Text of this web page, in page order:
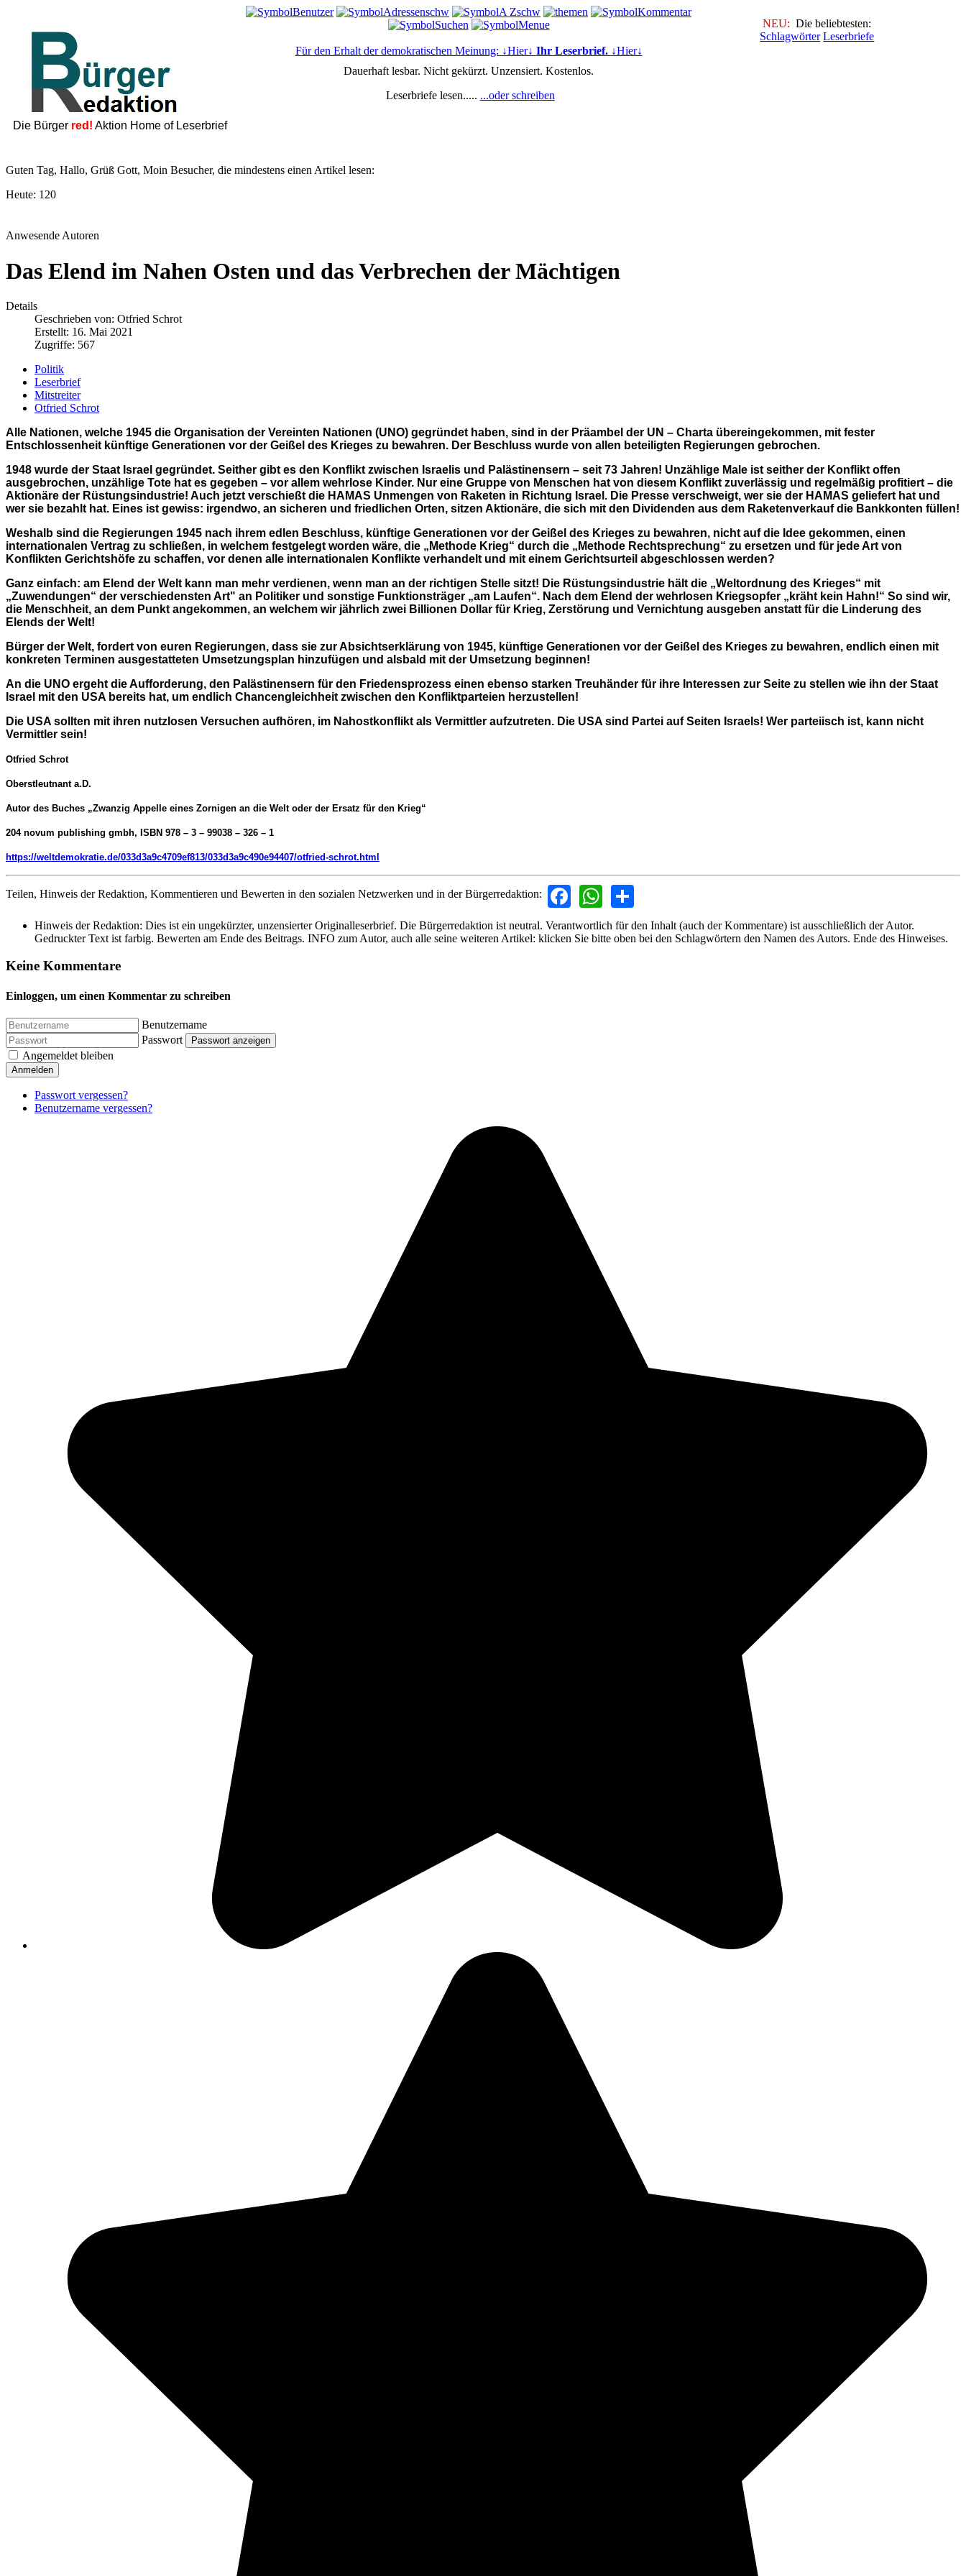
Die Bürger red! Aktion Home of Leserbrief
Für den Erhalt der demokratischen Meinung: ↓Hier↓ Ihr Leserbrief. ↓Hier↓
Dauerhaft lesbar. Nicht gekürzt. Unzensiert. Kostenlos.
Leserbriefe lesen..... ...oder schreiben
NEU: Die beliebtesten:
Schlagwörter Leserbriefe
Guten Tag, Hallo, Grüß Gott, Moin Besucher, die mindestens einen Artikel lesen:
Heute: 120
Anwesende Autoren
Das Elend im Nahen Osten und das Verbrechen der Mächtigen
Details
Geschrieben von: Otfried Schrot
Erstellt: 16. Mai 2021
Zugriffe: 567
Politik
Leserbrief
Mitstreiter
Otfried Schrot
Alle Nationen, welche 1945 die Organisation der Vereinten Nationen (UNO) gegründet haben, sind in der Präambel der UN – Charta übereingekommen, mit fester
Entschlossenheit künftige Generationen vor der Geißel des Krieges zu bewahren. Der Beschluss wurde von allen beteiligten Regierungen gebrochen.
1948 wurde der Staat Israel gegründet. Seither gibt es den Konflikt zwischen Israelis und Palästinensern – seit 73 Jahren! Unzählige Male ist seither der Konflikt offen
ausgebrochen, unzählige Tote hat es gegeben – vor allem wehrlose Kinder. Nur eine Gruppe von Menschen hat von diesem Konflikt zuverlässig und regelmäßig profitiert – die
Aktionäre der Rüstungsindustrie! Auch jetzt verschießt die HAMAS Unmengen von Raketen in Richtung Israel. Die Presse verschweigt, wer sie der HAMAS geliefert hat und
wer sie bezahlt hat. Eines ist gewiss: irgendwo, an sicheren und friedlichen Orten, sitzen Aktionäre, die sich mit den Dividenden aus dem Raketenverkauf die Bankkonten füllen!
Weshalb sind die Regierungen 1945 nach ihrem edlen Beschluss, künftige Generationen vor der Geißel des Krieges zu bewahren, nicht auf die Idee gekommen, einen
internationalen Vertrag zu schließen, in welchem festgelegt worden wäre, die „Methode Krieg“ durch die „Methode Rechtsprechung“ zu ersetzen und für jede Art von
Konflikten Gerichtshöfe zu schaffen, vor denen alle internationalen Konflikte verhandelt und mit einem Gerichtsurteil abgeschlossen werden?
Ganz einfach: am Elend der Welt kann man mehr verdienen, wenn man an der richtigen Stelle sitzt! Die Rüstungsindustrie hält die „Weltordnung des Krieges“ mit
„Zuwendungen“ der verschiedensten Art" an Politiker und sonstige Funktionsträger „am Laufen“. Nach dem Elend der wehrlosen Kriegsopfer „kräht kein Hahn!“ So sind wir,
die Menschheit, an dem Punkt angekommen, an welchem wir jährlich zwei Billionen Dollar für Krieg, Zerstörung und Vernichtung ausgeben anstatt für die Linderung des
Elends der Welt!
Bürger der Welt, fordert von euren Regierungen, dass sie zur Absichtserklärung von 1945, künftige Generationen vor der Geißel des Krieges zu bewahren, endlich einen mit
konkreten Terminen ausgestatteten Umsetzungsplan hinzufügen und alsbald mit der Umsetzung beginnen!
An die UNO ergeht die Aufforderung, den Palästinensern für den Friedensprozess einen ebenso starken Treuhänder für ihre Interessen zur Seite zu stellen wie ihn der Staat
Israel mit den USA bereits hat, um endlich Chancengleichheit zwischen den Konfliktparteien herzustellen!
Die USA sollten mit ihren nutzlosen Versuchen aufhören, im Nahostkonflikt als Vermittler aufzutreten. Die USA sind Partei auf Seiten Israels! Wer parteiisch ist, kann nicht
Vermittler sein!
Otfried Schrot
Oberstleutnant a.D.
Autor des Buches „Zwanzig Appelle eines Zornigen an die Welt oder der Ersatz für den Krieg“
204 novum publishing gmbh, ISBN 978 – 3 – 99038 – 326 – 1
https://weltdemokratie.de/033d3a9c4709ef813/033d3a9c490e94407/otfried-schrot.html
Teilen, Hinweis der Redaktion, Kommentieren und Bewerten in den sozialen Netzwerken und in der Bürgerredaktion: Facebook
WhatsApp
Hinweis der Redaktion: Dies ist ein ungekürzter, unzensierter Originalleserbrief. Die Bürgerredaktion ist neutral. Verantwortlich für den Inhalt (auch der Kommentare) ist ausschließlich der Autor.
Gedruckter Text ist farbig. Bewerten am Ende des Beitrags. INFO zum Autor, auch alle seine weiteren Artikel: klicken Sie bitte oben bei den Schlagwörtern den Namen des Autors. Ende des Hinweises.
Keine Kommentare
Einloggen, um einen Kommentar zu schreiben
Benutzername
Passwort
Passwort anzeigen
Angemeldet bleiben
Anmelden
Passwort vergessen?
Benutzername vergessen?